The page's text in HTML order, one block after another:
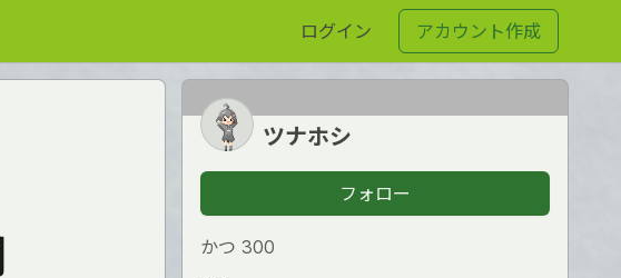
ログイン アカウント作成
ツナホシ
フォロー
かつ З00